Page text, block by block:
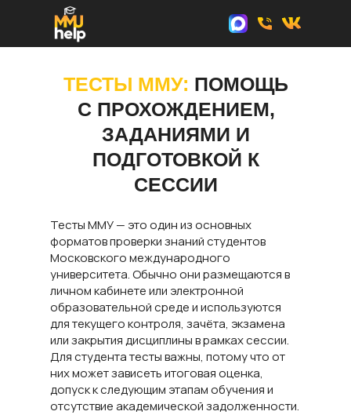
ТЕСТЫ ММУ: ПОМОЩЬ
С ПРОХОЖДЕНИЕМ,
ЗАДАНИЯМИ И
ПОДГОТОВКОЙ К
СЕССИИ
Тесты ММУ — это один из основных
форматов проверки знаний студентов
Московского международного
университета. Обычно они размещаются в
личном кабинете или электронной
образовательной среде и используются
для текущего контроля, зачёта, экзамена
или закрытия дисциплины в рамках сессии.
Для студента тесты важны, потому что от
них может зависеть итоговая оценка,
допуск к следующим этапам обучения и
отсутствие академической задолженности.